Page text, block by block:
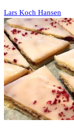
Lars Koch Hansen